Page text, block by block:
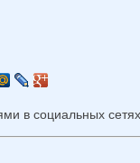
в социальных